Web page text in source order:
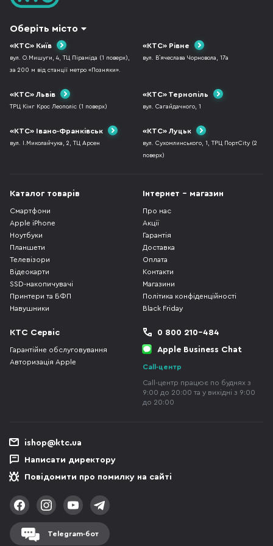
Оберіть місто
«КТС» Київ
вул. О.Мишуги, 4, ТЦ Піраміда (1 поверх),
за 200 м від станції метро «Позняки».
«КТС» Рівне
вул. В`ячеслава Чорновола, 17а
«КТС» Львів
ТРЦ Кінг Крос Леополіс (1 поверх)
«КТС» Тернопіль
вул. Сагайдачного, 1
«КТС» Івано-Франківськ
вул. І.Миколайчука, 2, ТЦ Арсен
«КТС» Луцьк
вул. Сухомлинського, 1, ТРЦ ПортCity (2
поверх)
Каталог товарів
Смартфони
Apple iPhone
Ноутбуки
Планшети
Телевізори
Відеокарти
SSD-накопичувачі
Принтери та БФП
Навушники
Інтернет - магазин
Про нас
Акції
Гарантія
Доставка
Оплата
Контакти
Магазини
Політика конфіденційності
Black Friday
КТС Сервіс
Гарантійне обслуговування
Авторизація Apple
0 800 210-484
Apple Business Chat
Call-центр
Call-центр працює по буднях з
9:00 до 20:00 та у вихідні з 9:00
до 20:00
ishop@ktc.ua
Написати директору
Повідомити про помилку на сайті
Telegram-бот